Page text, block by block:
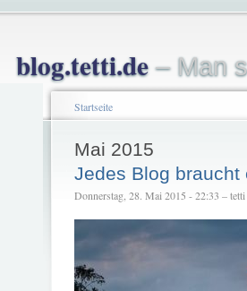
blog.tetti.de– Man
Startseite
Mai 2015
Jedes Blog braucht
Donnerstag, 28. Mai 2015 - 22:33 – tetti